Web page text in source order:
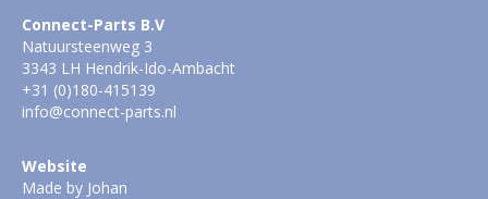
Connect-Parts B.V
Natuursteenweg 3
3343 LH Hendrik-Ido-Ambacht
+31 (0)180-415139
info@connect-parts.nl
Website
Made by Johan